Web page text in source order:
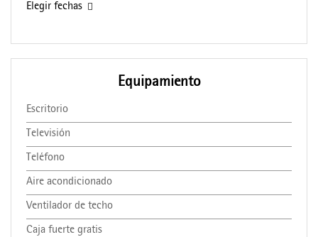
Elegir fechas
Equipamiento
Escritorio
Televisión
Teléfono
Aire acondicionado
Ventilador de techo
Caja fuerte gratis